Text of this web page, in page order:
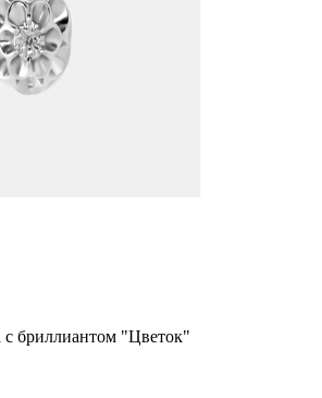
с бриллиантом "Цветок"